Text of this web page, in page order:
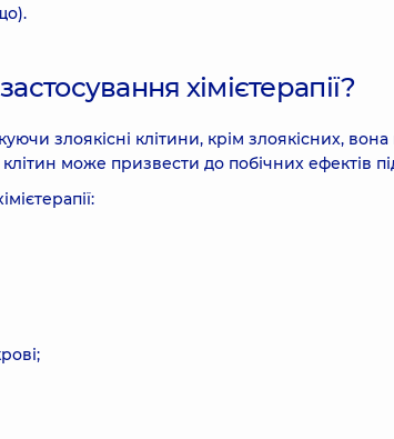
хімієтерапії?
злоякісні клітини, крім злоякісних,
може призвести до побічних ефектів